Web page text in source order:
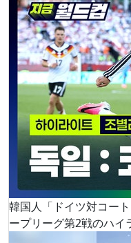
韓国人「ドイツ対コー
ープリーグ第2戦のハイ